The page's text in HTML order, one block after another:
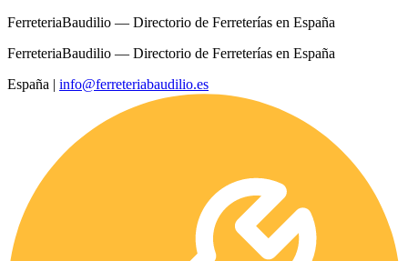
FerreteriaBaudilio — Directorio de Ferreterías en España
FerreteriaBaudilio — Directorio de Ferreterías en España
España | info@ferreteriabaudilio.es